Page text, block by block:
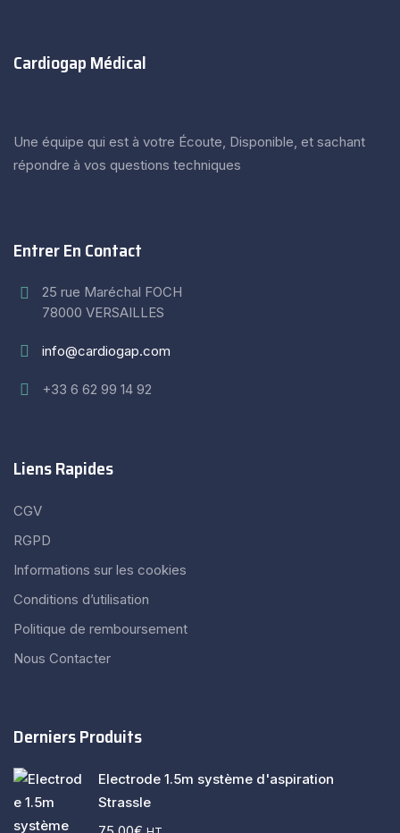
Cardiogap Médical
Une équipe qui est à votre Écoute, Disponible, et sachant
répondre à vos questions techniques
Entrer En Contact
25 rue Maréchal FOCH
78000 VERSAILLES
info@cardiogap.com
+33 6 62 99 14 92
Liens Rapides
CGV
RGPD
Informations sur les cookies
Conditions d’utilisation
Politique de remboursement
Nous Contacter
Derniers Produits
Electrode 1.5m système d'aspiration
Strassle